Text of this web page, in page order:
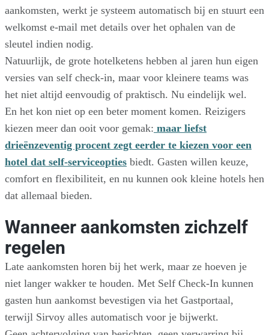
aankomsten, werkt je systeem automatisch bij en stuurt een
welkomst e-mail met details over het ophalen van de
sleutel indien nodig.
Natuurlijk, de grote hotelketens hebben al jaren hun eigen
versies van self check-in, maar voor kleinere teams was
het niet altijd eenvoudig of praktisch. Nu eindelijk wel.
En het kon niet op een beter moment komen. Reizigers
kiezen meer dan ooit voor gemak: maar liefst
drieënzeventig procent zegt eerder te kiezen voor een
hotel dat self-serviceopties biedt. Gasten willen keuze,
comfort en flexibiliteit, en nu kunnen ook kleine hotels hen
dat allemaal bieden.
Wanneer aankomsten zichzelf
regelen
Late aankomsten horen bij het werk, maar ze hoeven je
niet langer wakker te houden. Met Self Check-In kunnen
gasten hun aankomst bevestigen via het Gastportaal,
terwijl Sirvoy alles automatisch voor je bijwerkt.